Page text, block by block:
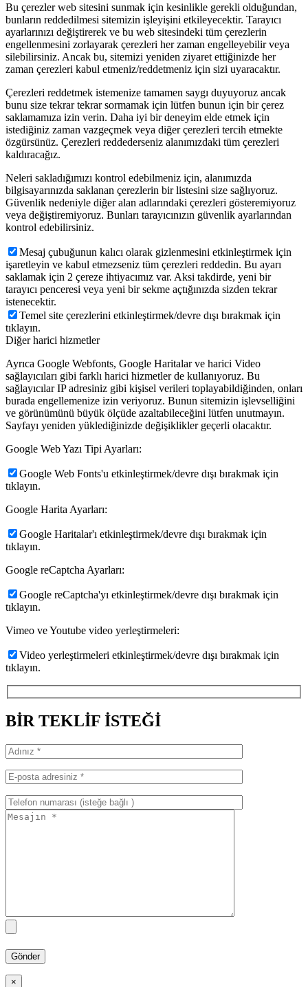
Bu çerezler web sitesini sunmak için kesinlikle gerekli olduğundan,
bunların reddedilmesi sitemizin işleyişini etkileyecektir. Tarayıcı
ayarlarınızı değiştirerek ve bu web sitesindeki tüm çerezlerin
engellenmesini zorlayarak çerezleri her zaman engelleyebilir veya
silebilirsiniz. Ancak bu, sitemizi yeniden ziyaret ettiğinizde her
zaman çerezleri kabul etmeniz/reddetmeniz için sizi uyaracaktır.
Çerezleri reddetmek istemenize tamamen saygı duyuyoruz ancak
bunu size tekrar tekrar sormamak için lütfen bunun için bir çerez
saklamamıza izin verin. Daha iyi bir deneyim elde etmek için
istediğiniz zaman vazgeçmek veya diğer çerezleri tercih etmekte
özgürsünüz. Çerezleri reddederseniz alanımızdaki tüm çerezleri
kaldıracağız.
Neleri sakladığımızı kontrol edebilmeniz için, alanımızda
bilgisayarınızda saklanan çerezlerin bir listesini size sağlıyoruz.
Güvenlik nedeniyle diğer alan adlarındaki çerezleri gösteremiyoruz
veya değiştiremiyoruz. Bunları tarayıcınızın güvenlik ayarlarından
kontrol edebilirsiniz.
Mesaj çubuğunun kalıcı olarak gizlenmesini etkinleştirmek için
işaretleyin ve kabul etmezseniz tüm çerezleri reddedin. Bu ayarı
saklamak için 2 çereze ihtiyacımız var. Aksi takdirde, yeni bir
tarayıcı penceresi veya yeni bir sekme açtığınızda sizden tekrar
istenecektir.
Temel site çerezlerini etkinleştirmek/devre dışı bırakmak için
tıklayın.
Diğer harici hizmetler
Ayrıca Google Webfonts, Google Haritalar ve harici Video
sağlayıcıları gibi farklı harici hizmetler de kullanıyoruz. Bu
sağlayıcılar IP adresiniz gibi kişisel verileri toplayabildiğinden, onları
burada engellemenize izin veriyoruz. Bunun sitemizin işlevselliğini
ve görünümünü büyük ölçüde azaltabileceğini lütfen unutmayın.
Sayfayı yeniden yüklediğinizde değişiklikler geçerli olacaktır.
Google Web Yazı Tipi Ayarları:
Google Web Fonts'u etkinleştirmek/devre dışı bırakmak için
tıklayın.
Google Harita Ayarları:
Google Haritalar'ı etkinleştirmek/devre dışı bırakmak için
tıklayın.
Google reCaptcha Ayarları:
Google reCaptcha'yı etkinleştirmek/devre dışı bırakmak için
tıklayın.
Vimeo ve Youtube video yerleştirmeleri:
Video yerleştirmeleri etkinleştirmek/devre dışı bırakmak için
tıklayın.
BİR TEKLİF İSTEĞİ
×